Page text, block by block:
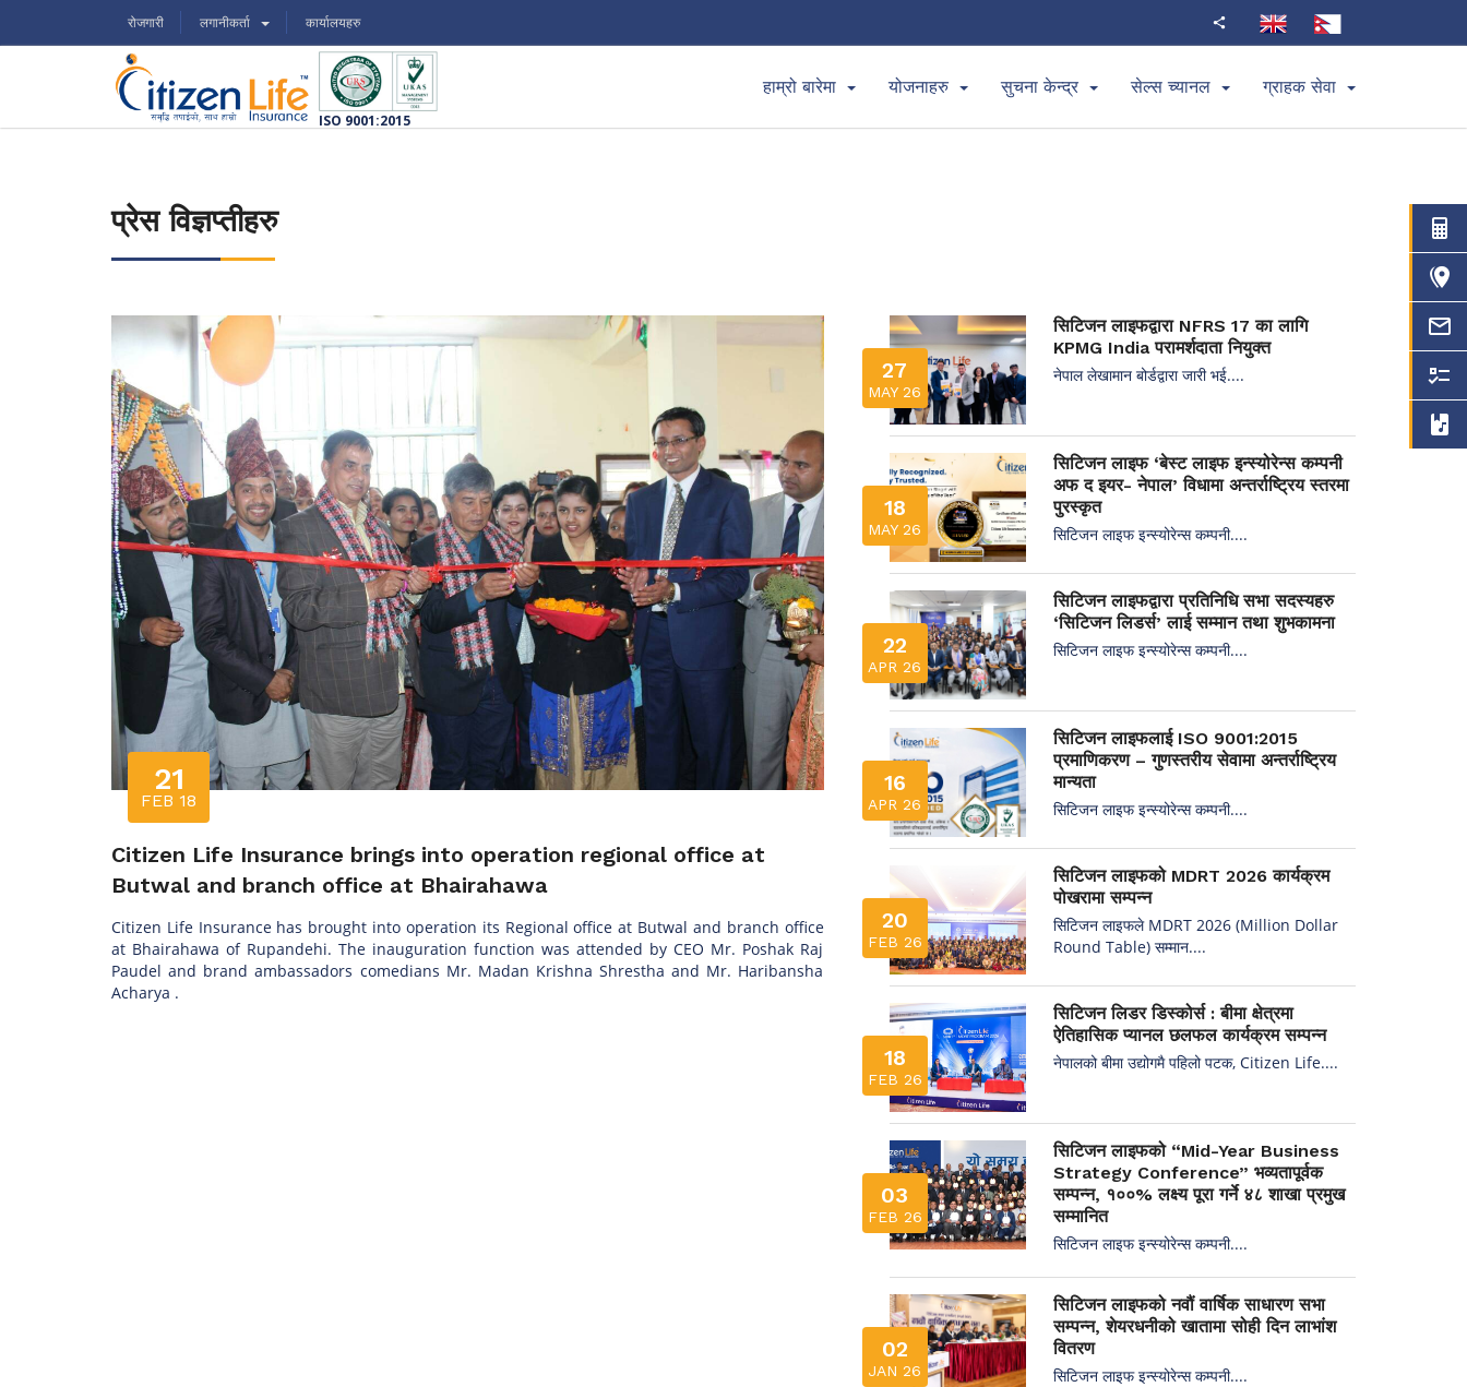
रोजगारी लगानीकर्ता कार्यालयहरु
ISO 9001:2015
हाम्रो बारेमा योजनाहरु सुचना केन्द्र सेल्स च्यानल ग्राहक सेवा
प्रेस विज्ञप्तीहरु
21
FEB 18
Citizen Life Insurance brings into operation regional office at
Butwal and branch office at Bhairahawa
Citizen Life Insurance has brought into operation its Regional office at Butwal and branch office
at Bhairahawa of Rupandehi. The inauguration function was attended by CEO Mr. Poshak Raj
Paudel and brand ambassadors comedians Mr. Madan Krishna Shrestha and Mr. Haribansha
Acharya .
27
MAY 26
सिटिजन लाइफद्वारा NFRS 17 का लागि
KPMG India परामर्शदाता नियुक्त
नेपाल लेखामान बोर्डद्वारा जारी भई....
18
MAY 26
सिटिजन लाइफ ‘बेस्ट लाइफ इन्स्योरेन्स कम्पनी
अफ द इयर- नेपाल’ विधामा अन्तर्राष्ट्रिय स्तरमा
पुरस्कृत
सिटिजन लाइफ इन्स्योरेन्स कम्पनी....
22
APR 26
सिटिजन लाइफद्वारा प्रतिनिधि सभा सदस्यहरु
‘सिटिजन लिडर्स’ लाई सम्मान तथा शुभकामना
सिटिजन लाइफ इन्स्योरेन्स कम्पनी....
16
APR 26
सिटिजन लाइफलाई ISO 9001:2015
प्रमाणिकरण – गुणस्तरीय सेवामा अन्तर्राष्ट्रिय
मान्यता
सिटिजन लाइफ इन्स्योरेन्स कम्पनी....
20
FEB 26
सिटिजन लाइफको MDRT 2026 कार्यक्रम
पोखरामा सम्पन्न
सिटिजन लाइफले MDRT 2026 (Million Dollar
Round Table) सम्मान....
18
FEB 26
सिटिजन लिडर डिस्कोर्स : बीमा क्षेत्रमा
ऐतिहासिक प्यानल छलफल कार्यक्रम सम्पन्न
नेपालको बीमा उद्योगमै पहिलो पटक, Citizen Life....
03
FEB 26
सिटिजन लाइफको “Mid-Year Business
Strategy Conference” भव्यतापूर्वक
सम्पन्न, १००% लक्ष्य पूरा गर्ने ४८ शाखा प्रमुख
सम्मानित
सिटिजन लाइफ इन्स्योरेन्स कम्पनी....
02
JAN 26
सिटिजन लाइफको नवौं वार्षिक साधारण सभा
सम्पन्न, शेयरधनीको खातामा सोही दिन लाभांश
वितरण
सिटिजन लाइफ इन्स्योरेन्स कम्पनी....